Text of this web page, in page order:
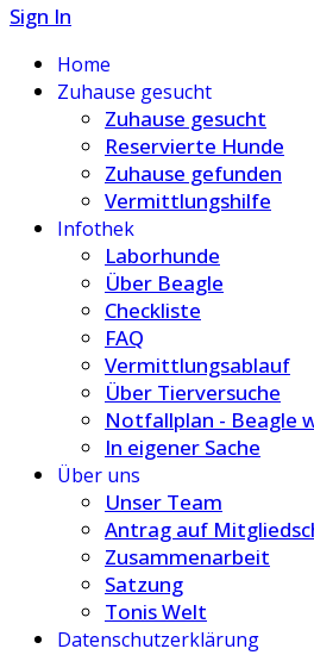
Sign In
Home
Zuhause gesucht
Zuhause gesucht
Reservierte Hunde
Zuhause gefunden
Vermittlungshilfe
Infothek
Laborhunde
Über Beagle
Checkliste
FAQ
Vermittlungsablauf
Über Tierversuche
Notfallplan - Beagle
In eigener Sache
Über uns
Unser Team
Antrag auf
Zusammenarbeit
Satzung
Tonis Welt
Datenschutzerklärung